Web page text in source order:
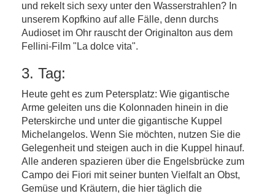
und rekelt sich sexy unter den Wasserstrahlen? In
unserem Kopfkino auf alle Fälle, denn durchs
Audioset im Ohr rauscht der Originalton aus dem
Fellini-Film "La dolce vita".
3. Tag:
Heute geht es zum Petersplatz: Wie gigantische
Arme geleiten uns die Kolonnaden hinein in die
Peterskirche und unter die gigantische Kuppel
Michelangelos. Wenn Sie möchten, nutzen Sie die
Gelegenheit und steigen auch in die Kuppel hinauf.
Alle anderen spazieren über die Engelsbrücke zum
Campo dei Fiori mit seiner bunten Vielfalt an Obst,
Gemüse und Kräutern, die hier täglich die